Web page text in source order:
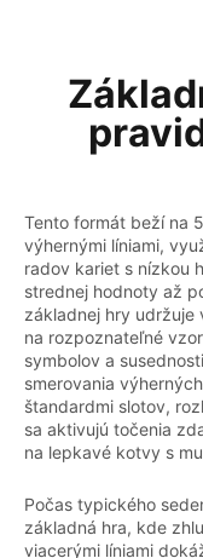
Tento formát beží na
výhernými líniami,
radov kariet s nízkou
strednej hodnoty až
základnej hry
na rozpoznateľné
symbolov a
smerovania
štandardmi slotov,
sa aktivujú točenia
na lepkavé kotvy s
Počas typického
základná hra, kde
viacerými líniami